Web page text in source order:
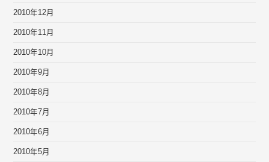
2010年12月
2010年11月
2010年10月
2010年9月
2010年8月
2010年7月
2010年6月
2010年5月